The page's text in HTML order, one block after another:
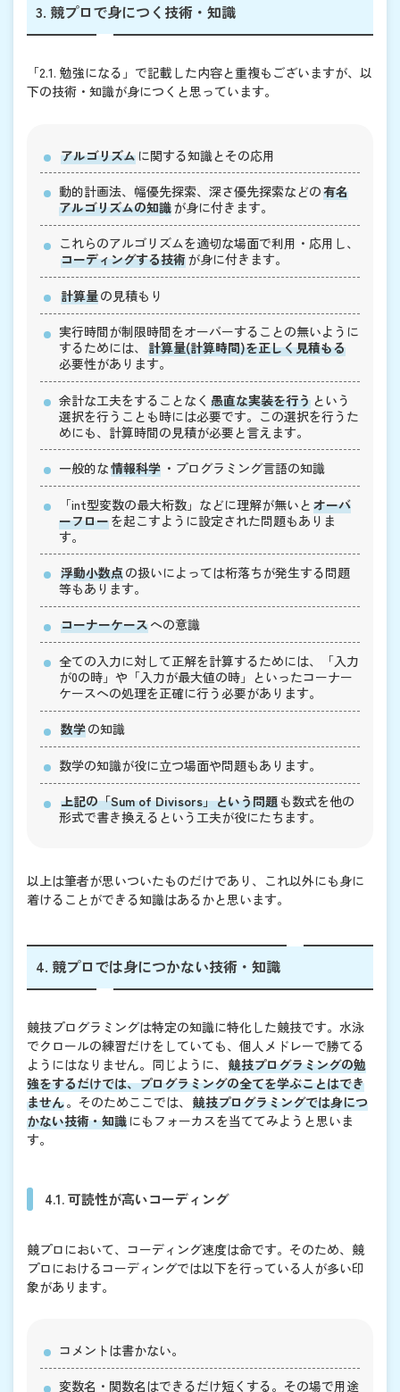
3. 競プロで身につく技術・知識
「2.1. 勉強になる」で記載した内容と重複もございますが、以
下の技術・知識が身につくと思っています。
アルゴリズム に関する知識とその応用
動的計画法、幅優先探索、深さ優先探索などの有名
アルゴリズムの知識が身に付きます。
これらのアルゴリズムを適切な場面で利用・応用し、
コーディングする技術が身に付きます。
計算量の見積もり
実行時間が制限時間をオーバーすることの無いように
するためには、 計算量(計算時間)を正しく見積もる
必要性があります。
余計な工夫をすることなく 愚直な実装を行う という
選択を行うことも時には必要です。この選択を行うた
めにも、計算時間の見積が必要と言えます。
一般的な情報科学 ・プログラミング言語の知識
「int型変数の最大桁数」などに理解が無いと オーバ
ーフローを起こすように設定された問題もありま
す。
浮動小数点の扱いによっては桁落ちが発生する問題
等もあります。
コーナーケースへの意識
全ての入力に対して正解を計算するためには、「入力
が0の時」や「入力が最大値の時」といったコーナー
ケースへの処理を正確に行う必要があります。
数学の知識
数学の知識が役に立つ場面や問題もあります。
上記の「Sum of Divisors」という問題 も数式を他の
形式で書き換えるという工夫が役にたちます。
以上は筆者が思いついたものだけであり、これ以外にも身に
着けることができる知識はあるかと思います。
4. 競プロでは身につかない技術・知識
競技プログラミングは特定の知識に特化した競技です。水泳
でクロールの練習だけをしていても、個人メドレーで勝てる
ようにはなりません。同じように、 競技プログラミングの勉
強をするだけでは、プログラミングの全てを学ぶことはでき
ません。そのためここでは、 競技プログラミングでは身につ
かない技術・知識 にもフォーカスを当ててみようと思いま
す。
4.1. 可読性が高いコーディング
競プロにおいて、コーディング速度は命です。そのため、競
プロにおけるコーディングでは以下を行っている人が多い印
象があります。
コメントは書かない。
変数名・関数名はできるだけ短くする。その場で用途